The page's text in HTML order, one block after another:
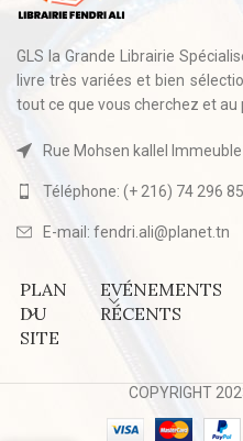
GLS la Grande Librairie
livre très variées et bien
tout ce que vous cherchez et au
Rue Mohsen kallel
Téléphone: (+ 216) 74 296
E-mail: fendri.ali@planet.tn
PLAN
DU
SITE
EVÉNEMENTS
RÉCENTS
COPYRIGHT